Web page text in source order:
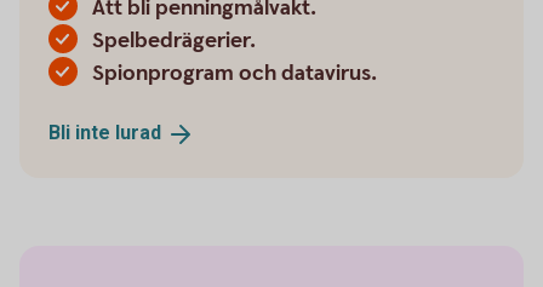
Att bli penningmålvakt.
Spelbedrägerier.
Spionprogram och datavirus.
Bli inte lurad